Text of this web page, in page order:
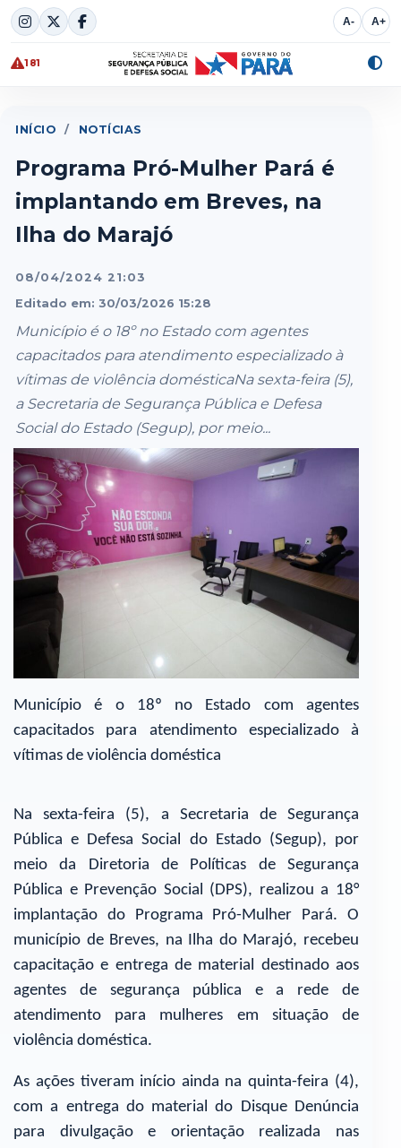
Skip
to
content
A- A+
181
INÍCIO / NOTÍCIAS
Programa Pró-Mulher Pará é
implantando em Breves, na
Ilha do Marajó
08/04/2024 21:03
Editado em: 30/03/2026 15:28
Município é o 18º no Estado com agentes
capacitados para atendimento especializado à
vítimas de violência domésticaNa sexta-feira (5),
a Secretaria de Segurança Pública e Defesa
Social do Estado (Segup), por meio...
Município é o 18º no Estado com agentes
capacitados para atendimento especializado à
vítimas de violência doméstica
Na sexta-feira (5), a Secretaria de Segurança
Pública e Defesa Social do Estado (Segup), por
meio da Diretoria de Políticas de Segurança
Pública e Prevenção Social (DPS), realizou a 18°
implantação do Programa Pró-Mulher Pará. O
município de Breves, na Ilha do Marajó, recebeu
capacitação e entrega de material destinado aos
agentes de segurança pública e a rede de
atendimento para mulheres em situação de
violência doméstica.
As ações tiveram início ainda na quinta-feira (4),
com a entrega do material do Disque Denúncia
para divulgação e orientação realizada nas